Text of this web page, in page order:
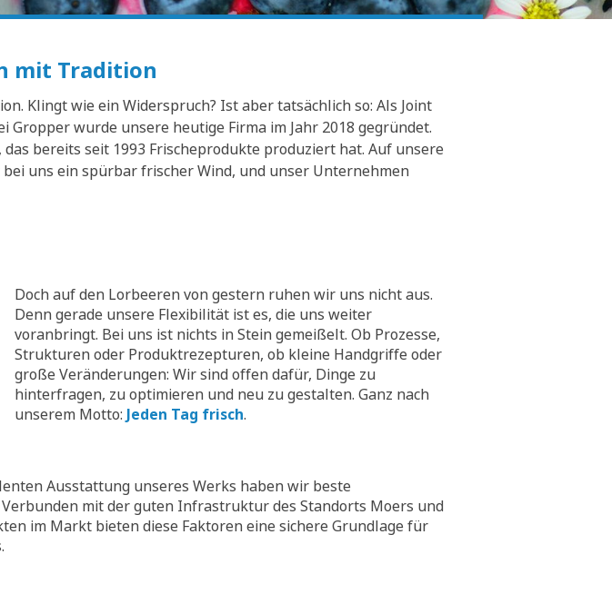
mit Tradition
Klingt wie ein Widerspruch? Ist aber tatsächlich so: Als Joint
wurde unsere heutige Firma im Jahr 2018 gegründet.
bereits seit 1993 Frischeprodukte produziert hat. Auf unsere
uns ein spürbar frischer Wind, und unser Unternehmen
Doch auf den Lorbeeren von gestern ruhen wir uns nicht aus.
Denn gerade unsere Flexibilität ist es, die uns weiter
voranbringt. Bei uns ist nichts in Stein gemeißelt. Ob Prozesse,
Strukturen oder Produktrezepturen, ob kleine Handgriffe oder
große Veränderungen: Wir sind offen dafür, Dinge zu
hinterfragen, zu optimieren und neu zu gestalten. Ganz nach
unserem Motto: Jeden Tag frisch.
Ausstattung unseres Werks haben wir beste
mit der guten Infrastruktur des Standorts Moers und
im Markt bieten diese Faktoren eine sichere Grundlage für